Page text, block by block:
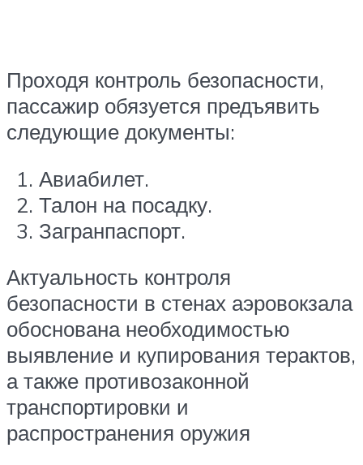
Проходя контроль безопасности,
пассажир обязуется предъявить
следующие документы:
Авиабилет.
Талон на посадку.
Загранпаспорт.
Актуальность контроля
безопасности в стенах аэровокзала
обоснована необходимостью
выявление и купирования терактов,
а также противозаконной
транспортировки и
распространения оружия